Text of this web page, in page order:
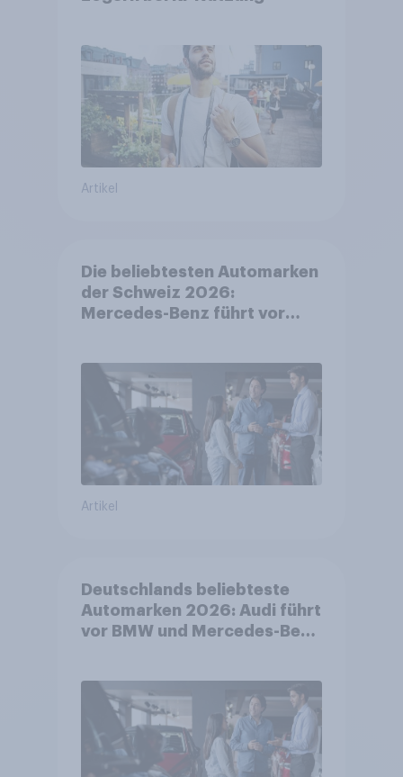
Artikel
Die beliebtesten Automarken
der Schweiz 2026:
Mercedes-Benz führt vor
Artikel
Deutschlands beliebteste
Automarken 2026: Audi führt
vor BMW und Mercedes-Benz